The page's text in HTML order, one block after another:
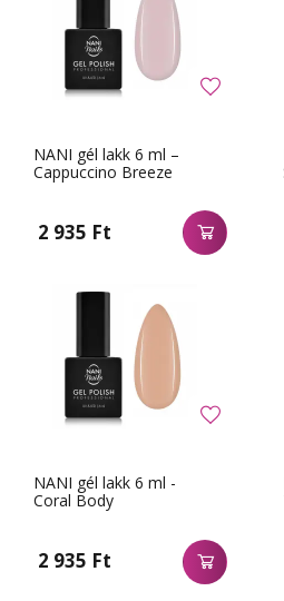
NANI gél lakk 6 ml –
Cappuccino Breeze
2 935 Ft
NANI gél lakk 6 ml -
Coral Body
2 935 Ft